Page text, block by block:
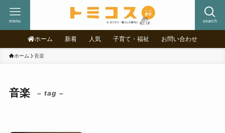
search
menu
ホーム 新着 人気 子育て・福祉 お問い合わせ
ホーム 音楽
音楽 – tag –